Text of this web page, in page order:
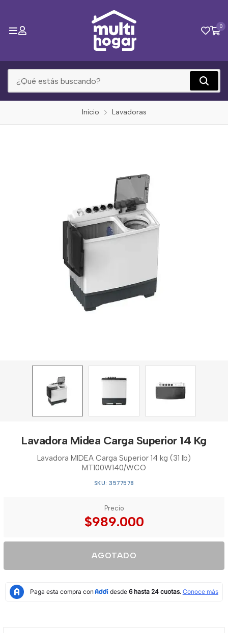
0
Inicio Lavadoras
Lavadora Midea Carga Superior 14 Kg
Lavadora MIDEA Carga Superior 14 kg (31 lb)
MT100W140/WCO
SKU: 3577578
Precio
$989.000
AGOTADO